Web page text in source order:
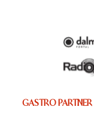
GASTRO